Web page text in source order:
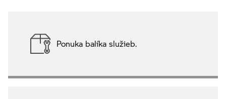
Ponuka balíka služieb.